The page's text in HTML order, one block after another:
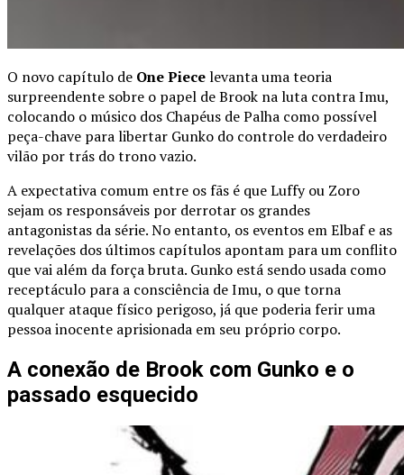
O novo capítulo de One Piecelevanta uma teoria
surpreendente sobre o papel de Brook na luta contra Imu,
colocando o músico dos Chapéus de Palha como possível
peça-chave para libertar Gunko do controle do verdadeiro
vilão por trás do trono vazio.
A expectativa comum entre os fãs é que Luffy ou Zoro
sejam os responsáveis por derrotar os grandes
antagonistas da série. No entanto, os eventos em Elbaf e as
revelações dos últimos capítulos apontam para um conflito
que vai além da força bruta. Gunko está sendo usada como
receptáculo para a consciência de Imu, o que torna
qualquer ataque físico perigoso, já que poderia ferir uma
pessoa inocente aprisionada em seu próprio corpo.
A conexão de Brook com Gunko e o
passado esquecido